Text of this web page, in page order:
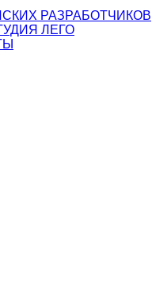
РАЗРАБОТЧИКОВ
ЛЕГО